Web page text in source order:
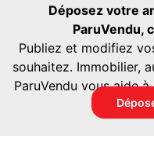
Déposez votre
ParuVendu,
Publiez et modifiez
souhaitez. Immobilier,
ParuVendu vous aide